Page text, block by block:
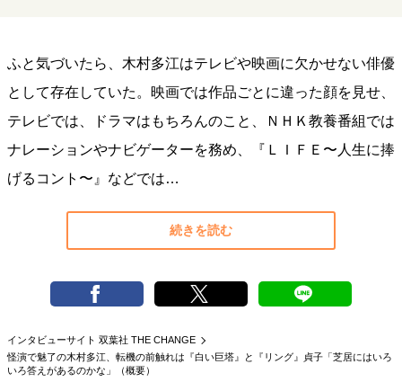
トップが描く未来
マインドセット
10代・20代の土台
ライフスタイル・生き方
パートナーとの歩み方
親になるということ
病が教えてくれたこと
移住という選択
ふと気づいたら、木村多江はテレビや映画に欠かせない俳優
として存在していた。映画では作品ごとに違った顔を見せ、
テレビでは、ドラマはもちろんのこと、ＮＨＫ教養番組では
ナレーションやナビゲーターを務め、『ＬＩＦＥ〜人生に捧
げるコント〜』などでは…
続きを読む
インタビューサイト 双葉社 THE CHANGE
怪演で魅了の木村多江、転機の前触れは『白い巨塔』と『リング』貞子「芝居にはいろ
いろ答えがあるのかな」（概要）